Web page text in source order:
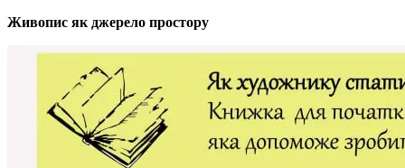
Живопис як джерело простору